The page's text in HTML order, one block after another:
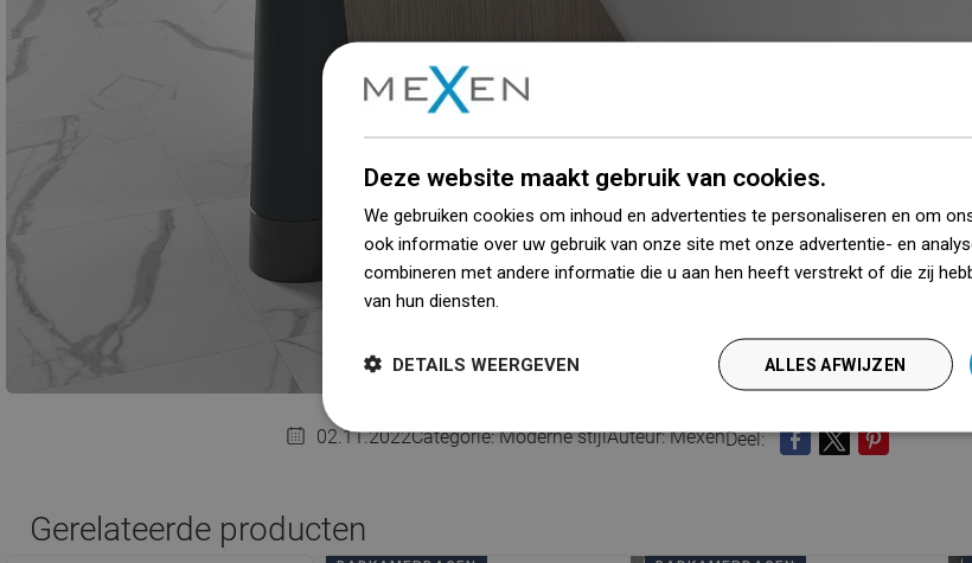
02.11.2022Categorie:Moderne stijlAuteur: MexenDeel:
Gerelateerde producten
Deze website maakt gebruik van cookies.
We gebruiken cookies om inhoud en advertenties te personaliseren en om
ook informatie over uw gebruik van onze site met onze advertentie- en
combineren met andere informatie die u aan hen heeft verstrekt of die zij
van hun diensten.
ALLES AFWIJZEN
DETAILS WEERGEVEN